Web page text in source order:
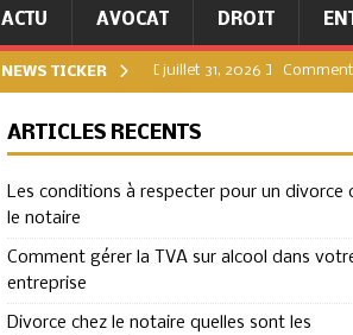
ACTU AVOCAT DROIT
NEWS TICKER [ juillet 31, 2026 ]
DIVORCE
[ juillet 23, 2026 ] TVA sur
Les
[ août 4, 2026 ] Les
ARTICLES RÉCENTS
Les conditions à respecter pour un divorce
le notaire
Comment gérer la TVA sur alcool dans
entreprise
Divorce chez le notaire quelles sont les